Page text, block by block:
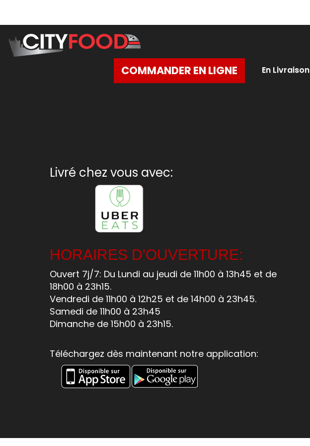
COMMANDER EN LIGNE
En Livraison
Livré chez vous avec:
HORAIRES D'OUVERTURE:
Ouvert 7j/7: Du Lundi au jeudi de 11h00 à 13h45 et de
18h00 à 23h15.
Vendredi de 11h00 à 12h25 et de 14h00 à 23h45.
Samedi de 11h00 à 23h45
Dimanche de 15h00 à 23h15.
Téléchargez dès maintenant notre application: